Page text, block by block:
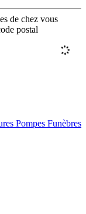
de chez vous
postal
Pompes Funèbres